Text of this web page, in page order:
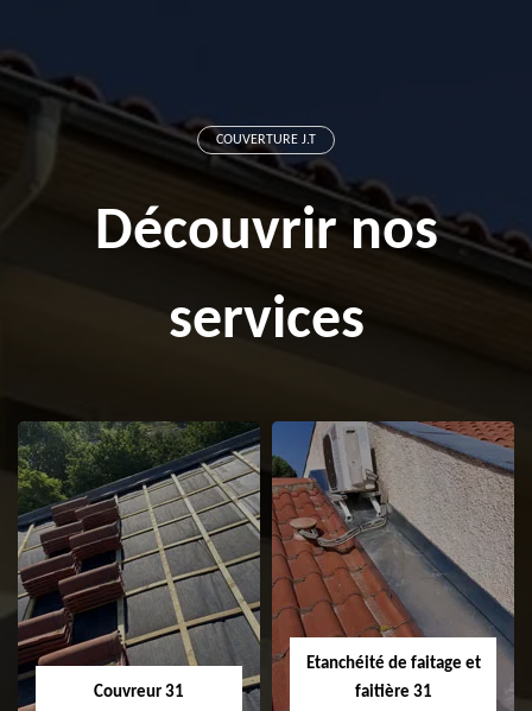
COUVERTURE J.T
Découvrir nos
services
Couvreur 31
Etanchéité de faitage et
faitière 31